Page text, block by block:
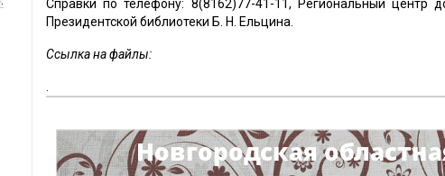
Справки по телефону: 8(8162)77-41-11, Региональный центр
Президентской библиотеки Б. Н. Ельцина.
Ссылка на файлы: